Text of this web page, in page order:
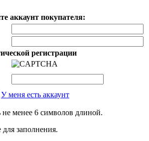
аккаунт покупателя:
регистрации
У меня есть аккаунт
менее 6 символов длиной.
заполнения.